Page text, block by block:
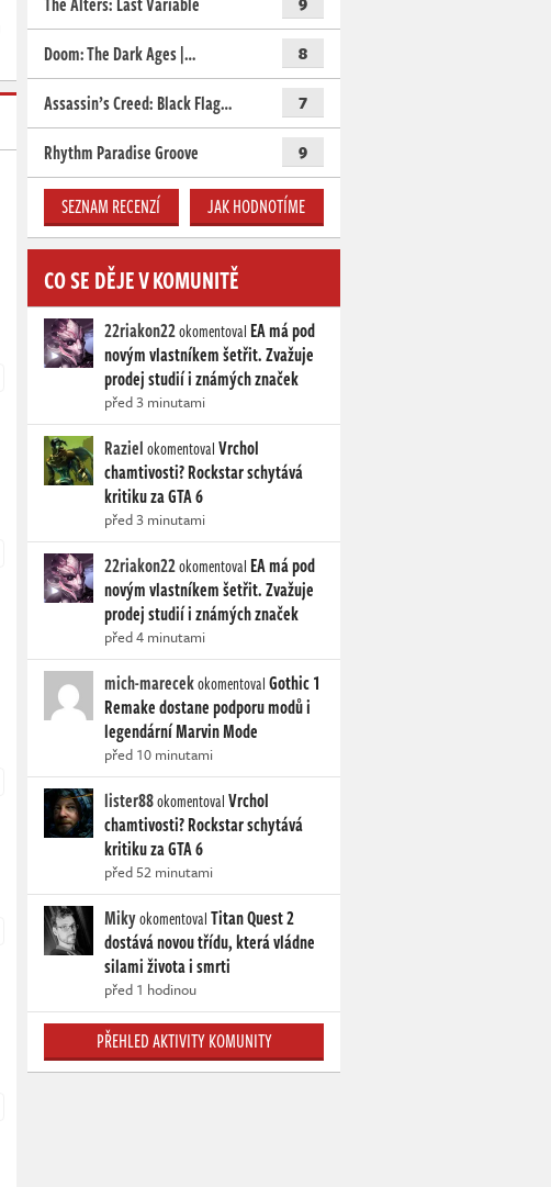
Doom: The Dark Ages |… 8
Assassin’s Creed: Black Flag… 7
Rhythm Paradise Groove 9
SEZNAM RECENZÍ JAK HODNOTÍME
CO SE DĚJE V KOMUNITĚ
22riakon22okomentoval EA má pod
novým vlastníkem šetřit. Zvažuje
prodej studií i známých značek
před 3 minutami
RazielokomentovalVrchol
chamtivosti? Rockstar schytává
kritiku za GTA 6
před 3 minutami
22riakon22okomentoval EA má pod
novým vlastníkem šetřit. Zvažuje
prodej studií i známých značek
před 4 minutami
mich-marecekokomentovalGothic 1
Remake dostane podporu modů i
legendární Marvin Mode
před 10 minutami
lister88okomentovalVrchol
chamtivosti? Rockstar schytává
kritiku za GTA 6
před 52 minutami
MikyokomentovalTitan Quest 2
dostává novou třídu, která vládne
silami života i smrti
před 1 hodinou
PŘEHLED AKTIVITY KOMUNITY